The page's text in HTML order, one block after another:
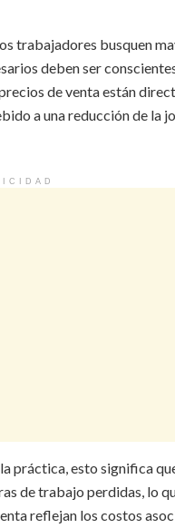
trabajadores busquen
deben ser
de venta están
a una reducción de la
práctica, esto significa
de trabajo perdidas, lo
reflejan los costos